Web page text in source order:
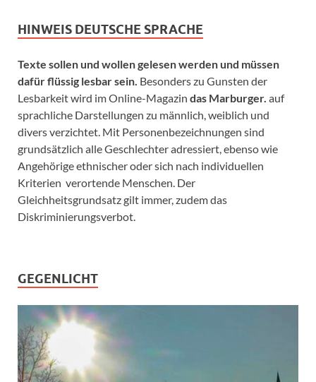
HINWEIS DEUTSCHE SPRACHE
Texte sollen und wollen gelesen werden und müssen
dafür flüssig lesbar sein. Besonders zu Gunsten der
Lesbarkeit wird im Online-Magazin das Marburger. auf
sprachliche Darstellungen zu männlich, weiblich und
divers verzichtet. Mit Personenbezeichnungen sind
grundsätzlich alle Geschlechter adressiert, ebenso wie
Angehörige ethnischer oder sich nach individuellen
Kriterien verortende Menschen. Der
Gleichheitsgrundsatz gilt immer, zudem das
Diskriminierungsverbot.
GEGENLICHT